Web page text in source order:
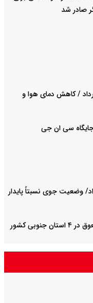
هوای مازندران فردا پنجشنبه ۱۵ مرداد / کاهش دمای هوا و
سی ان جی
هوای قزوین فردا پنجشنبه ۱۵ مرداد/ وضعیت جوی نسبتاً پایدار
اطلاعیه مهم درباره برگزاری امتحانات نهایی معوق در ۴ استان جنوبی کشور